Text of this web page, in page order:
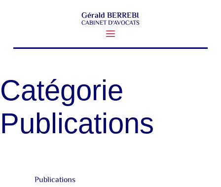
Gérald BERREBI
CABINET D'AVOCATS
Catégorie
Publications
Publications